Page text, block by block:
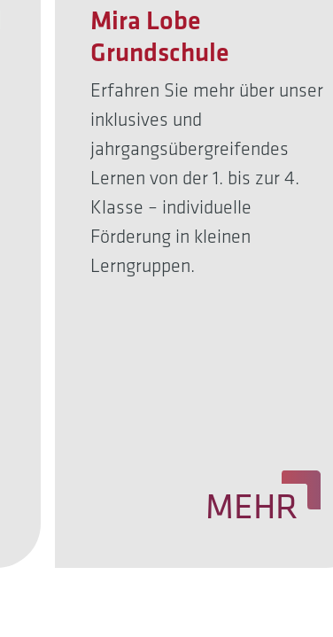
Mira Lobe
Grundschule
Erfahren Sie mehr über unser
inklusives und
jahrgangsübergreifendes
Lernen von der 1. bis zur 4.
Klasse – individuelle
Förderung in kleinen
Lerngruppen.
MEHR